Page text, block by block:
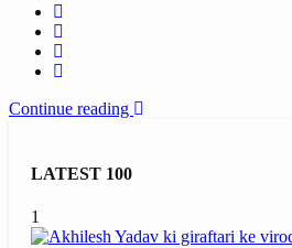
Continue reading
LATEST 100
1